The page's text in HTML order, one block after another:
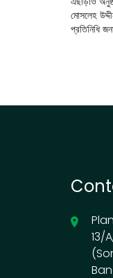
মোসলেহ
প্রতিনিধি
13/